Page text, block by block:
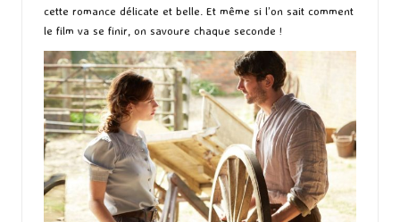
cette romance délicate et belle. Et même si l’on sait comment
le film va se finir, on savoure chaque seconde !